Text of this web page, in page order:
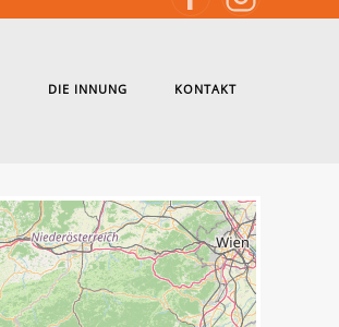
DIE INNUNG KONTAKT